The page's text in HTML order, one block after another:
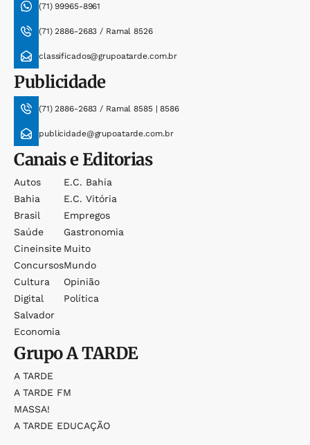
(71) 99965-8961
(71) 2886-2683 / Ramal 8526
classificados@grupoatarde.com.br
Publicidade
(71) 2886-2683 / Ramal 8585 | 8586
publicidade@grupoatarde.com.br
Canais e Editorias
Autos
Bahia
Brasil
Saúde
Cineinsite
Concursos
Cultura
Digital
Salvador
Economia
E.c. Bahia
E.c. Vitória
Empregos
Gastronomia
Muito
Mundo
Opinião
Política
GrupoA TARDE
A TARDE
A TARDE FM
MASSA!
A TARDE EDUCAÇÃO